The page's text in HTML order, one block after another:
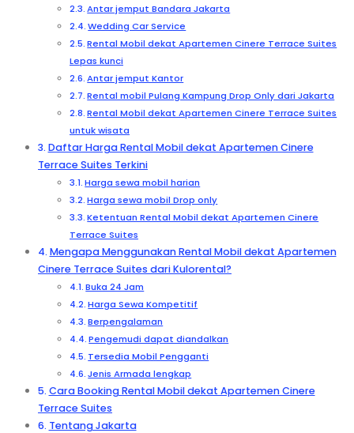
Antar jemput Bandara Jakarta
Wedding Car Service
Rental Mobil dekat Apartemen Cinere Terrace Suites
Lepas kunci
Antar jemput Kantor
Rental mobil Pulang Kampung Drop Only dari Jakarta
Rental Mobil dekat Apartemen Cinere Terrace Suites
untuk wisata
Daftar Harga Rental Mobil dekat Apartemen Cinere
Terrace Suites Terkini
Harga sewa mobil harian
Harga sewa mobil Drop only
Ketentuan Rental Mobil dekat Apartemen Cinere
Terrace Suites
Mengapa Menggunakan Rental Mobil dekat Apartemen
Cinere Terrace Suites dari Kulorental?
Buka 24 Jam
Harga Sewa Kompetitif
Berpengalaman
Pengemudi dapat diandalkan
Tersedia Mobil Pengganti
Jenis Armada lengkap
Cara Booking Rental Mobil dekat Apartemen Cinere
Terrace Suites
Tentang Jakarta